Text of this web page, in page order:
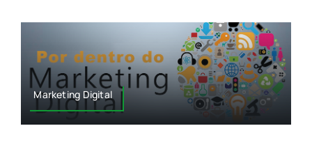
Marketing Digital